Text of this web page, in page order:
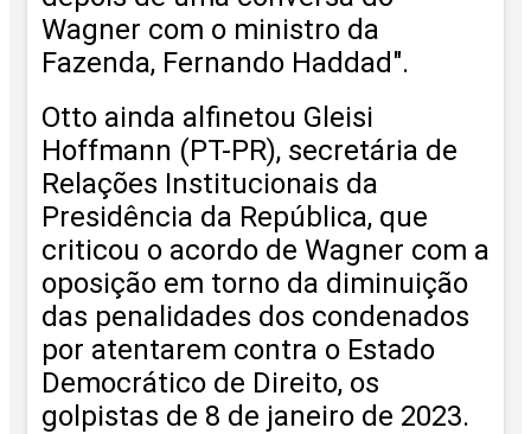
Wagner com o ministro da
Fazenda, Fernando Haddad".
Otto ainda alfinetou Gleisi
Hoffmann (PT-PR), secretária de
Relações Institucionais da
Presidência da República, que
criticou o acordo de Wagner com a
oposição em torno da diminuição
das penalidades dos condenados
por atentarem contra o Estado
Democrático de Direito, os
golpistas de 8 de janeiro de 2023.